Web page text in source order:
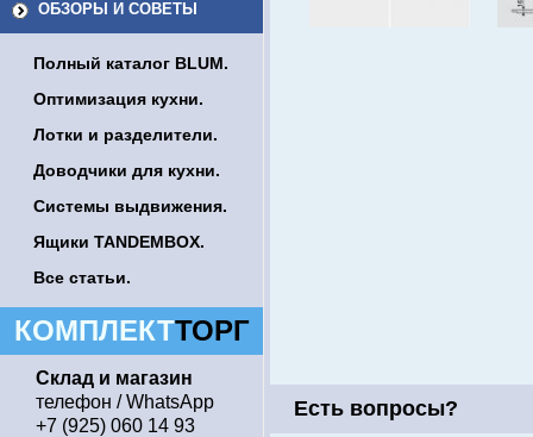
ОБЗОРЫ И СОВЕТЫ
Полный каталог BLUM.
Оптимизация кухни.
Лотки и разделители.
Доводчики для кухни.
Системы выдвижения.
Ящики TANDEMBOX.
Все статьи.
КОМПЛЕКТТОРГ
Склад и магазин
телефон / WhatsApp
+7 (925) 060 14 93
Есть вопросы?